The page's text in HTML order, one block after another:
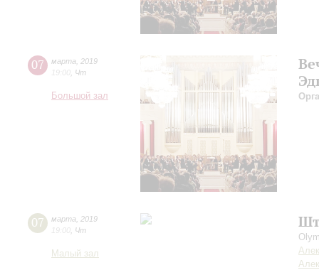
07 марта
2019
19:00 Чт
Большой зал
07 марта
2019
19:00 Чт
Малый зал